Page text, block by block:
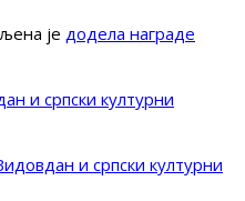
је додела награде
и српски културни
и српски културни